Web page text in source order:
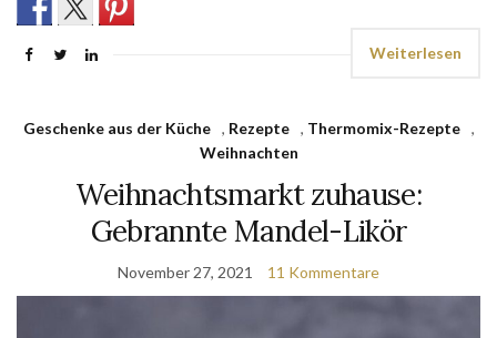
Weiterlesen
Geschenke aus der Küche , Rezepte , Thermomix-Rezepte
,
Weihnachten
Weihnachtsmarkt zuhause:
Gebrannte Mandel-Likör
November 27, 2021 11 Kommentare